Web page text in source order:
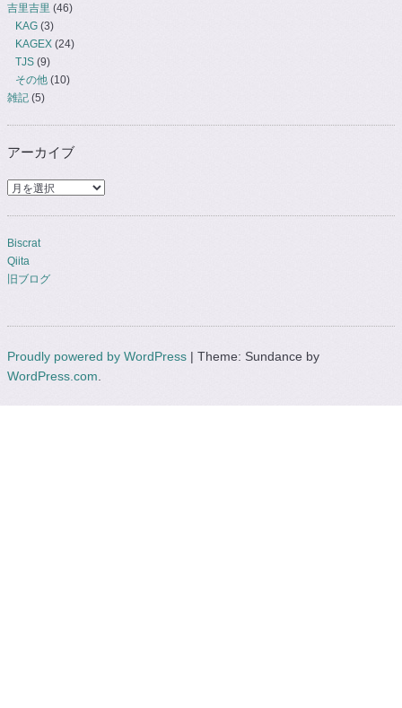
吉里吉里 (46)
KAG(3)
KAGEX(24)
TJS(9)
その他(10)
雑記 (5)
アーカイブ
ア
イ
ブ
Biscrat
Qiita
旧ブログ
Proudly powered by WordPress | Theme: Sundance by
WordPress.com.